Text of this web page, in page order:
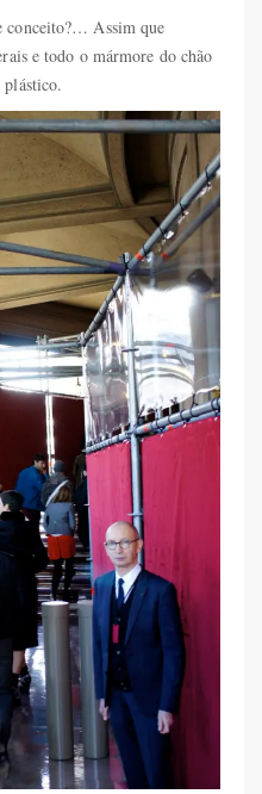
conceito?… Assim que
e todo o mármore do chão
plástico.